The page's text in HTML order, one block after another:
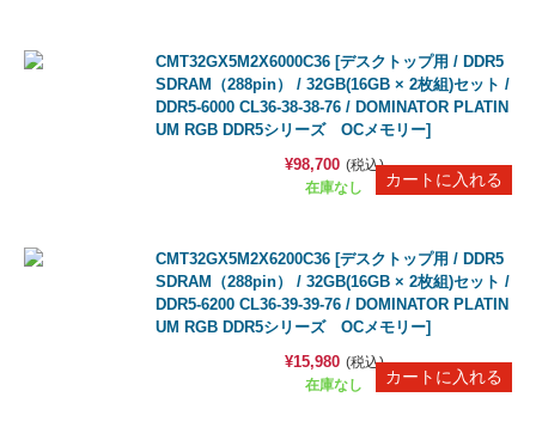
CMT32GX5M2X6000C36 [デスクトップ用 / DDR5
SDRAM（288pin） / 32GB(16GB × 2枚組)セット /
DDR5-6000 CL36-38-38-76 / DOMINATOR PLATIN
UM RGB DDR5シリーズ OCメモリー]
在庫なし
¥98,700 (税込)
CMT32GX5M2X6200C36 [デスクトップ用 / DDR5
SDRAM（288pin） / 32GB(16GB × 2枚組)セット /
DDR5-6200 CL36-39-39-76 / DOMINATOR PLATIN
UM RGB DDR5シリーズ OCメモリー]
在庫なし
¥15,980 (税込)